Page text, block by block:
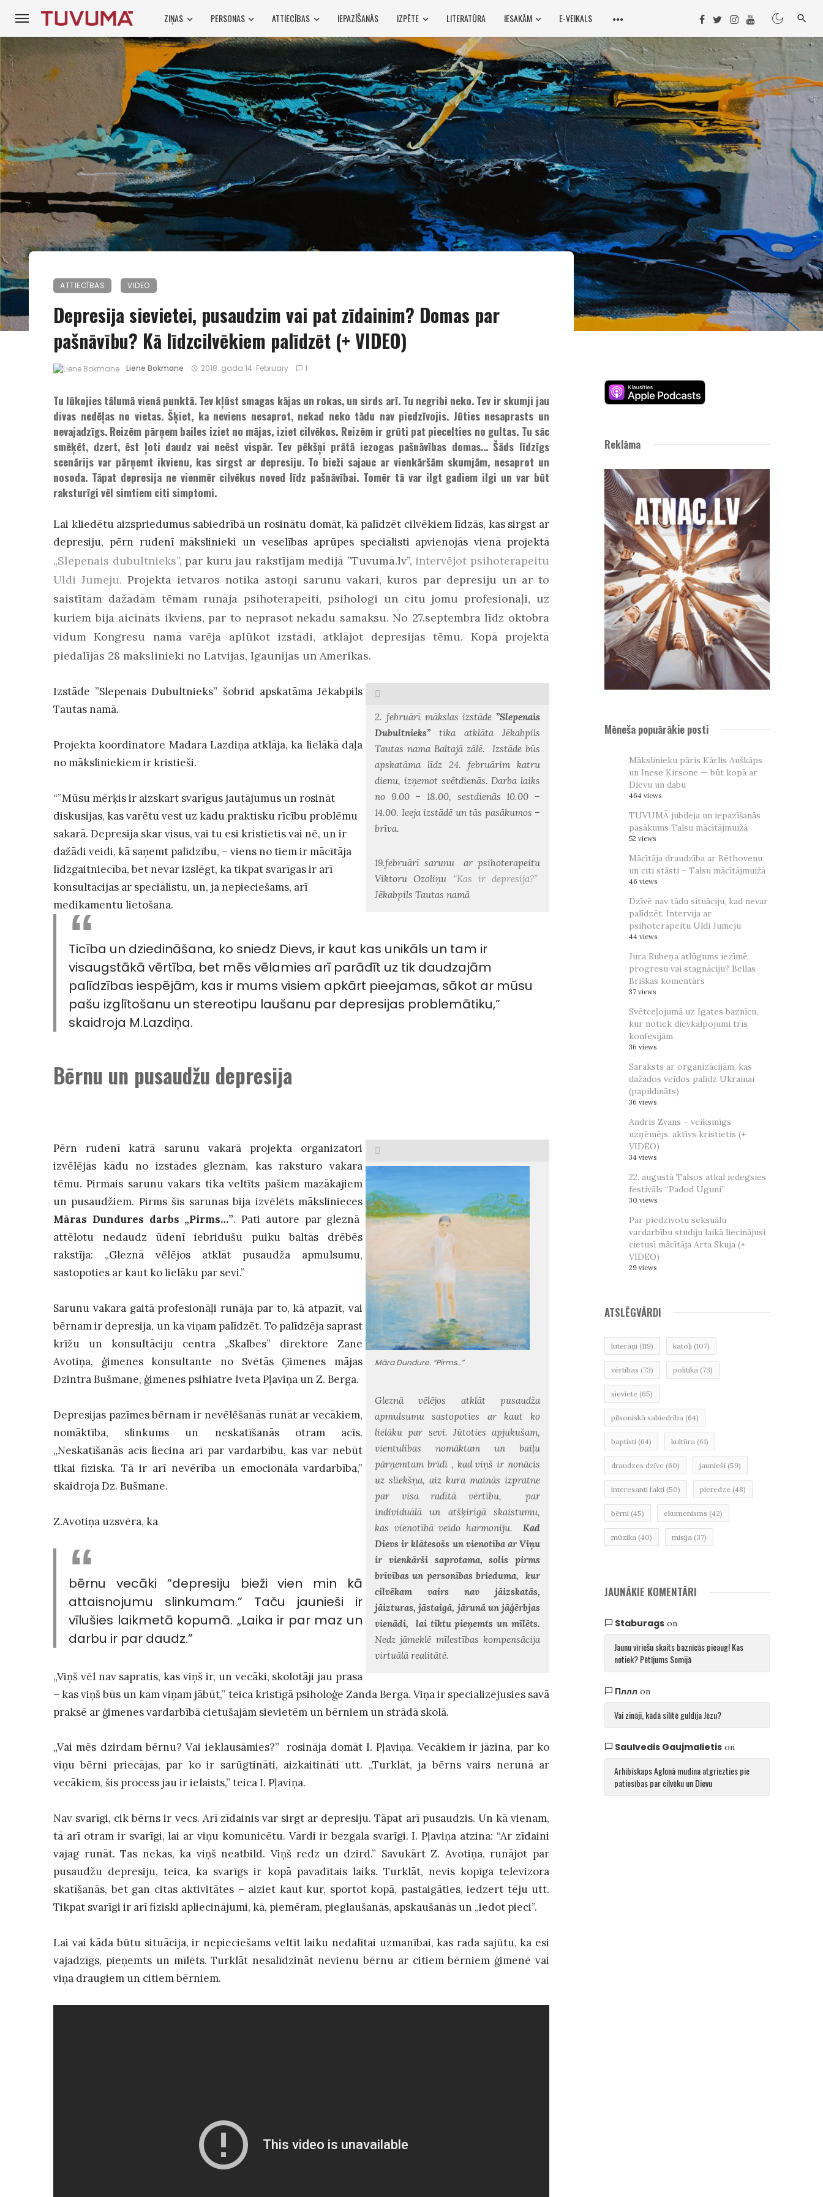
ZIŅAS PERSONAS ATTIECĪBAS IEPAZĪŠANĀS IZPĒTE LITERATŪRA IESAKĀM E-VEIKALS
ATTIECĪBAS VIDEO
Depresija sievietei, pusaudzim vai pat zīdainim? Domas par
pašnāvību? Kā līdzcilvēkiem palīdzēt (+ VIDEO)
Liene Bokmane 2018. gada 14. February 1
Tu lūkojies tālumā vienā punktā. Tev kļūst smagas kājas un rokas, un sirds arī. Tu negribi neko. Tev ir skumji jau
divas nedēļas no vietas. Šķiet, ka neviens nesaprot, nekad neko tādu nav piedzīvojis. Jūties nesaprasts un
nevajadzīgs. Reizēm pārņem bailes iziet no mājas, iziet cilvēkos. Reizēm ir grūti pat piecelties no gultas. Tu sāc
smēķēt, dzert, ēst ļoti daudz vai neēst vispār. Tev pēkšņi prātā iezogas pašnāvības domas… Šāds līdzīgs
scenārijs var pārņemt ikvienu, kas sirgst ar depresiju. To bieži sajauc ar vienkāršām skumjām, nesaprot un
nosoda. Tāpat depresija ne vienmēr cilvēkus noved līdz pašnāvībai. Tomēr tā var ilgt gadiem ilgi un var būt
raksturīgi vēl simtiem citi simptomi.
Lai kliedētu aizspriedumus sabiedrībā un rosinātu domāt, kā palīdzēt cilvēkiem līdzās, kas sirgst ar
depresiju, pērn rudenī mākslinieki un veselības aprūpes speciālisti apvienojās vienā projektā
„Slepenais dubultnieks”, par kuru jau rakstījām medijā ”Tuvumā.lv”, intervējot psihoterapeitu
Uldi Jumeju. Projekta ietvaros notika astoņi sarunu vakari, kuros par depresiju un ar to
saistītām dažādām tēmām runāja psihoterapeiti, psihologi un citu jomu profesionāļi, uz
kuriem bija aicināts ikviens, par to neprasot nekādu samaksu. No 27.septembra līdz oktobra
vidum Kongresu namā varēja aplūkot izstādi, atklājot depresijas tēmu. Kopā projektā
piedalījās 28 mākslinieki no Latvijas, Igaunijas un Amerikas.
2. februārī mākslas izstāde ”Slepenais
Dubultnieks” tika atklāta Jēkabpils
Tautas nama Baltajā zālē. Izstāde būs
apskatāma līdz 24. februārim katru
dienu, izņemot svētdienās. Darba laiks
no 9.00 – 18.00, sestdienās 10.00 –
14.00. Ieeja izstādē un tās pasākumos –
brīva.
19.februārī sarunu ar psihoterapeitu
Viktoru Ozoliņu ‘‘Kas ir depresija?”
Jēkabpils Tautas namā
Izstāde ”Slepenais Dubultnieks” šobrīd apskatāma Jēkabpils
Tautas namā.
Projekta koordinatore Madara Lazdiņa atklāja, ka lielākā daļa
no māksliniekiem ir kristieši.
“”Mūsu mērķis ir aizskart svarīgus jautājumus un rosināt
diskusijas, kas varētu vest uz kādu praktisku rīcību problēmu
sakarā. Depresija skar visus, vai tu esi kristietis vai nē, un ir
dažādi veidi, kā saņemt palīdzību, – viens no tiem ir mācītāja
līdzgaitniecība, bet nevar izslēgt, ka tikpat svarīgas ir arī
konsultācijas ar speciālistu, un, ja nepieciešams, arī
medikamentu lietošana.
Ticība un dziedināšana, ko sniedz Dievs, ir kaut kas unikāls un tam ir
visaugstākā vērtība, bet mēs vēlamies arī parādīt uz tik daudzajām
palīdzības iespējām, kas ir mums visiem apkārt pieejamas, sākot ar mūsu
pašu izglītošanu un stereotipu laušanu par depresijas problemātiku,”
skaidroja M.Lazdiņa.
Bērnu un pusaudžu depresija
Māra Dundure. “Pirms…”
Gleznā vēlējos atklāt pusaudža
apmulsumu sastopoties ar kaut ko
lielāku par sevi. Jūtoties apjukušam,
vientulības nomāktam un baiļu
pārņemtam brīdī , kad viņš ir nonācis
uz sliekšņa, aiz kura mainās izpratne
par visa radītā vērtību, par
individuālā un atšķirīgā skaistumu,
kas vienotībā veido harmoniju. Kad
Dievs ir klātesošs un vienotība ar Viņu
ir vienkārši saprotama, solis pirms
brīvības un personības brieduma, kur
cilvēkam vairs nav jāizskatās,
jāizturas, jāstaigā, jārunā un jāģērbjas
vienādi, lai tiktu pieņemts un mīlēts.
Nedz jāmeklē mīlestības kompensācija
virtuālā realitātē.
Pērn rudenī katrā sarunu vakarā projekta organizatori
izvēlējās kādu no izstādes gleznām, kas raksturo vakara
tēmu. Pirmais sarunu vakars tika veltīts pašiem mazākajiem
un pusaudžiem. Pirms šīs sarunas bija izvēlēts mākslinieces
Māras Dundures darbs „Pirms…”. Pati autore par gleznā
attēlotu nedaudz ūdenī iebridušu puiku baltās drēbēs
rakstīja: „Gleznā vēlējos atklāt pusaudža apmulsumu,
sastopoties ar kaut ko lielāku par sevi.”
Sarunu vakara gaitā profesionāļi runāja par to, kā atpazīt, vai
bērnam ir depresija, un kā viņam palīdzēt. To palīdzēja saprast
krīžu un konsultāciju centra „Skalbes” direktore Zane
Avotiņa, ģimenes konsultante no Svētās Ģimenes mājas
Dzintra Bušmane, ģimenes psihiatre Iveta Pļaviņa un Z. Berga.
Depresijas pazīmes bērnam ir nevēlēšanās runāt ar vecākiem,
nomāktība, slinkums un neskatīšanās otram acīs.
„Neskatīšanās acīs liecina arī par vardarbību, kas var nebūt
tikai fiziska. Tā ir arī nevērība un emocionāla vardarbība,”
skaidroja Dz. Bušmane.
Z.Avotiņa uzsvēra, ka
bērnu vecāki “depresiju bieži vien min kā
attaisnojumu slinkumam.” Taču jaunieši ir
vīlušies laikmetā kopumā. „Laika ir par maz un
darbu ir par daudz.”
„Viņš vēl nav sapratis, kas viņš ir, un vecāki, skolotāji jau prasa
– kas viņš būs un kam viņam jābūt,” teica kristīgā psiholoģe Zanda Berga. Viņa ir specializējusies savā
praksē ar ģimenes vardarbībā cietušajām sievietēm un bērniem un strādā skolā.
„Vai mēs dzirdam bērnu? Vai ieklausāmies?” rosināja domāt I. Pļaviņa. Vecākiem ir jāzina, par ko
viņu bērni priecājas, par ko ir sarūgtināti, aizkaitināti utt. „Turklāt, ja bērns vairs nerunā ar
vecākiem, šis process jau ir ielaists,” teica I. Pļaviņa.
Nav svarīgi, cik bērns ir vecs. Arī zīdainis var sirgt ar depresiju. Tāpat arī pusaudzis. Un kā vienam,
tā arī otram ir svarīgi, lai ar viņu komunicētu. Vārdi ir bezgala svarīgi. I. Pļaviņa atzina: “Ar zīdaini
vajag runāt. Tas nekas, ka viņš neatbild. Viņš redz un dzird.” Savukārt Z. Avotiņa, runājot par
pusaudžu depresiju, teica, ka svarīgs ir kopā pavadītais laiks. Turklāt, nevis kopīga televizora
skatīšanās, bet gan citas aktivitātes – aiziet kaut kur, sportot kopā, pastaigāties, iedzert tēju utt.
Tikpat svarīgi ir arī fiziski apliecinājumi, kā, piemēram, pieglaušanās, apskaušanās un „iedot pieci”.
Lai vai kāda būtu situācija, ir nepieciešams veltīt laiku nedalītai uzmanībai, kas rada sajūtu, ka esi
vajadzīgs, pieņemts un mīlēts. Turklāt nesalīdzināt nevienu bērnu ar citiem bērniem ģimenē vai
viņa draugiem un citiem bērniem.
Reklāma
Mēneša popuārākie posti
Mākslinieku pāris Kārlis Auškāps
un Inese Ķirsone — būt kopā ar
Dievu un dabu
464 views
TUVUMĀ jubileja un iepazīšanās
pasākums Talsu mācītājmuižā
52 views
Mācītāja draudzība ar Bēthovenu
un citi stāsti – Talsu mācītājmuižā
46 views
Dzīvē nav tādu situāciju, kad nevar
palīdzēt. Intervija ar
psihoterapeitu Uldi Jumeju
44 views
Jura Rubeņa atlūgums iezīmē
progresu vai stagnāciju? Bellas
Briškas komentārs
37 views
Svētceļojumā uz Igates baznīcu,
kur notiek dievkalpojumi trīs
konfesijām
36 views
Saraksts ar organizācijām, kas
dažādos veidos palīdz Ukrainai
(papildināts)
36 views
Andris Zvans – veiksmīgs
uzņēmējs, aktīvs kristietis (+
VIDEO)
34 views
22. augustā Talsos atkal iedegsies
festivāls “Padod Uguni”
30 views
Par piedzīvotu seksuālu
vardarbību studiju laikā liecinājusi
cietusī mācītāja Arta Skuja (+
VIDEO)
29 views
ATSLĒGVĀRDI
luterāņi (119) katoļi (107)
vērtības (73) politika (73)
sieviete (65)
pilsoniskā sabiedrība (64)
baptisti (64) kultūra (61)
draudzes dzīve (60) jaunieši (59)
interesanti fakti (50) pieredze (48)
bērni (45) ekumenisms (42)
mūzika (40) misija (37)
JAUNĀKIE KOMENTĀRI
Staburagson
Jaunu vīriešu skaits baznīcās pieaug! Kas
notiek? Pētījums Somijā
Пллл on
Vai zināji, kādā silītē guldīja Jēzu?
Saulvedis Gaujmalietison
Arhibīskaps Aglonā mudina atgriezties pie
patiesības par cilvēku un Dievu